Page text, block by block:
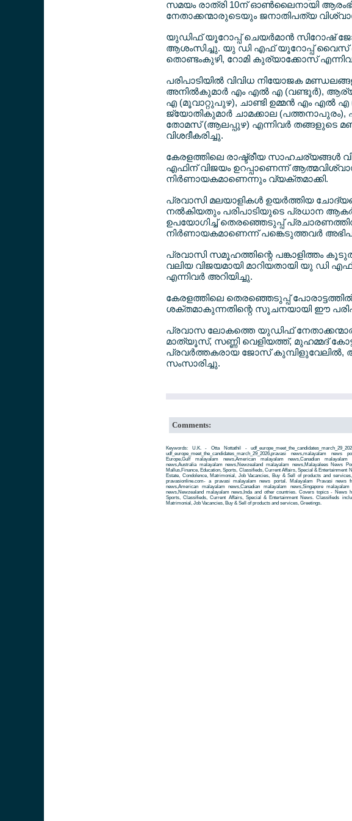
സമയം രാത്രി 10ന് ഓണ്‍ലൈനായി
നേതാക്കന്മാരുടെയും ജനാതിപത്യ
യുഡിഫ് യൂറോപ്പ് ചെയര്‍മാന്‍ സിറോഷ്
ആശംസിച്ചു. യു ഡി എഫ് യൂറോപ്പ് വൈസ്
തൊണ്ടംകുഴി, റോമി കുര്യാക്കോസ്
പരിപാടിയില്‍ വിവിധ നിയോജക
അനില്‍കുമാര്‍ എം എല്‍ എ (വണ്ടൂര്‍),
എ (മൂവാറ്റുപുഴ), ചാണ്ടി ഉമ്മന്‍ എം എല്‍
ജ്യോതികുമാര്‍ ചാമക്കാല
തോമസ് (ആലപ്പുഴ) എന്നിവര്‍ തങ്ങളുടെ
വിശദീകരിച്ചു.
കേരളത്തിലെ രാഷ്ട്രീയ സാഹചര്യങ്ങള്‍
എഫിന് വിജയം ഉറപ്പാണെന്ന്
നിര്‍ണായകമാണെന്നും വ്യക്തമാക്കി.
പ്രവാസി മലയാളികള്‍ ഉയര്‍ത്തിയ
നല്‍കിയതും പരിപാടിയുടെ പ്രധാന
ഉപയോഗിച്ച് തെരഞ്ഞെടുപ്പ്
നിര്‍ണായകമാണെന്ന് പങ്കെടുത്തവര്‍
പ്രവാസി സമൂഹത്തിന്റെ പങ്കാളിത്തം
വലിയ വിജയമായി മാറിയതായി യു ഡി
എന്നിവര്‍ അറിയിച്ചു.
കേരളത്തിലെ തെരഞ്ഞെടുപ്പ്
ശക്തമാകുന്നതിന്റെ സൂചനയായി ഈ
പ്രവാസ ലോകത്തെ യുഡിഫ്
മാത്യൂസ്, സണ്ണി വെളിയത്ത്, മുഹമ്മദ്
പ്രവര്‍ത്തകരായ ജോസ് കുമ്പിളുവേലില്‍,
സംസാരിച്ചു.
Comments:
Keywords: U.K. - Otta Nottathil -
udf_europe_meet_the_candidates_march_29_2026,pravasi news,malayalam news
Europe,Gulf malayalam news,American malayalam news,Canadian malayalam
news,Australia malayalam news,Newzealand malayalam news,Malayalees News
Mallus,Finance, Education, Sports, Classifieds, Current Affairs, Special & Entertainment
Estate, Condolence, Matrimonial, Job Vacancies, Buy & Sell of products and
pravasionline.com- a pravasi malayalam news portal. Malayalam Pravasi news
news,American malayalam news,Canadian malayalam news,Singapore
news,Newzealand malayalam news,Inda and other countries. Covers topics - News
Sports, Classifieds, Current Affairs, Special & Entertainment News. Classifieds
Matrimonial, Job Vacancies, Buy & Sell of products and services, Greetings.